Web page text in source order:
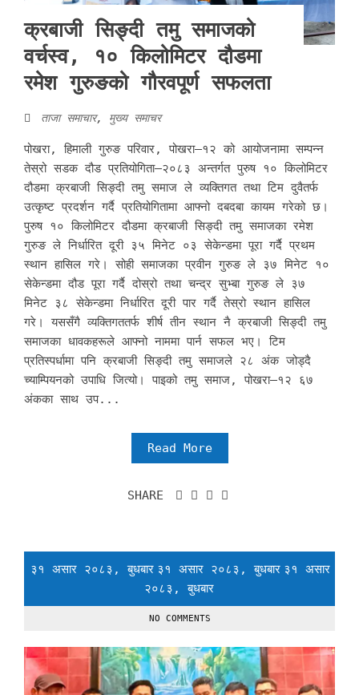
क्रबाजी सिङ्दी तमु समाजको
वर्चस्व, १० किलोमिटर दौडमा
रमेश गुरुङको गौरवपूर्ण सफलता
ताजा समाचार, मुख्य समाचर
पोखरा, हिमाली गुरुङ परिवार, पोखरा–१२ को आयोजनामा सम्पन्न
तेस्रो सडक दौड प्रतियोगिता–२०८३ अन्तर्गत पुरुष १० किलोमिटर
दौडमा क्रबाजी सिङ्दी तमु समाज ले व्यक्तिगत तथा टिम दुवैतर्फ
उत्कृष्ट प्रदर्शन गर्दै प्रतियोगितामा आफ्नो दबदबा कायम गरेको छ।
पुरुष १० किलोमिटर दौडमा क्रबाजी सिङ्दी तमु समाजका रमेश
गुरुङ ले निर्धारित दूरी ३५ मिनेट ०३ सेकेन्डमा पूरा गर्दै प्रथम
स्थान हासिल गरे। सोही समाजका प्रवीन गुरुङ ले ३७ मिनेट १०
सेकेन्डमा दौड पूरा गर्दै दोस्रो तथा चन्द्र सुभ्बा गुरुङ ले ३७
मिनेट ३८ सेकेन्डमा निर्धारित दूरी पार गर्दै तेस्रो स्थान हासिल
गरे। यससँगै व्यक्तिगततर्फ शीर्ष तीन स्थान नै क्रबाजी सिङ्दी तमु
समाजका धावकहरूले आफ्नो नाममा पार्न सफल भए। टिम
प्रतिस्पर्धामा पनि क्रबाजी सिङ्दी तमु समाजले २८ अंक जोड्दै
च्याम्पियनको उपाधि जित्यो। पाइको तमु समाज, पोखरा–१२ ६७
अंकका साथ उप...
Read More
SHARE
३१ असार २०८३, बुधबार ३१ असार २०८३, बुधबार ३१ असार
२०८३, बुधबार
NO COMMENTS